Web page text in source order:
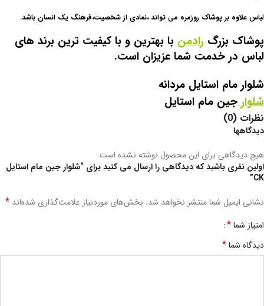
لباس علاوه بر پوشاک روزمره می تواند ،نمادی از شخصیت،فرهنگ یک انسان باشد.
پوشاک بزرگ رادمن با بهترین و با کیفیت ترین برند های
لباس در خدمت شما عزیزان است.
شلوار مام استایل مردانه
شلوار جین مام استایل
نظرات (0)
دیدگاهها
هیچ دیدگاهی برای این محصول نوشته نشده است.
اولین نفری باشید که دیدگاهی را ارسال می کنید برای “شلوار جین مام استایل
CK”
نشانی ایمیل شما منتشر نخواهد شد. بخش‌های موردنیاز علامت‌گذاری شده‌اند *
امتیاز شما*
دیدگاه شما*